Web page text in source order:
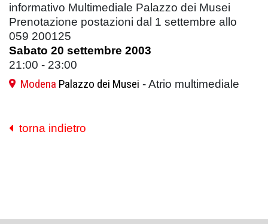
informativo Multimediale Palazzo dei Musei
Prenotazione postazioni dal 1 settembre allo
059 200125
Sabato 20 settembre 2003
21:00 - 23:00
Modena Palazzo dei Musei - Atrio multimediale
torna indietro